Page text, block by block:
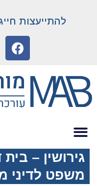
להתייעצות חייגו עכשיו
גירושין – בית
משפט לדיני